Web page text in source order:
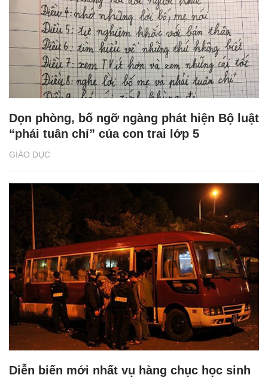
GIÁO DỤC
Dọn phòng, bố ngỡ ngàng phát hiện Bộ luật
“phải tuân chỉ” của con trai lớp 5
Diễn biến mới nhất vụ hàng chục học sinh